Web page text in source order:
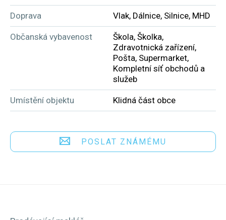
Doprava Vlak, Dálnice, Silnice, MHD
Občanská vybavenost
Škola, Školka,
Zdravotnická zařízení,
Pošta, Supermarket,
Kompletní síť obchodů a
služeb
Umístění objektu Klidná část obce
POSLAT ZNÁMÉMU